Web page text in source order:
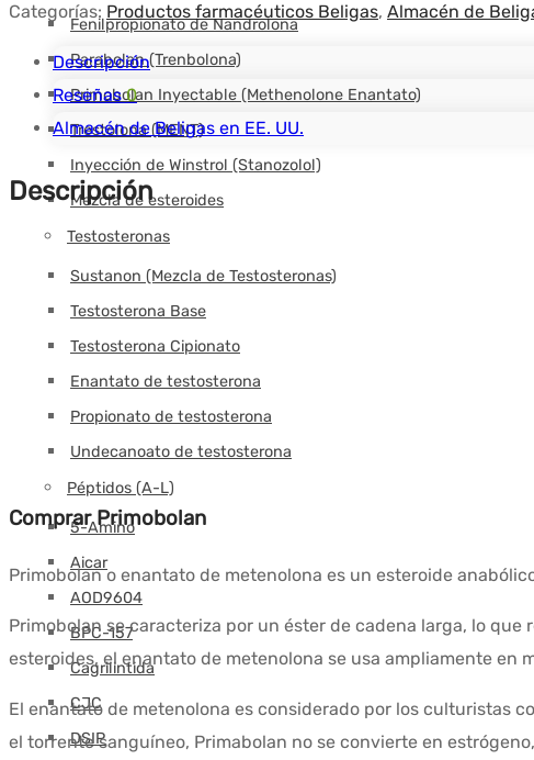
Fenilpropionato de Nandrolona
Parabolan (Trenbolona)
Primobolan Inyectable (Methenolone Enantato)
Trestolona (MENT)
Inyección de Winstrol (Stanozolol)
Mezcla de esteroides
Testosteronas
Sustanon (Mezcla de Testosteronas)
Testosterona Base
Testosterona Cipionato
Enantato de testosterona
Propionato de testosterona
Undecanoato de testosterona
Péptidos (A-L)
5-Amino
Aicar
AOD9604
BPC-157
Cagrilintida
CJC
DSIP
Categorías: Productos farmacéuticos Beligas, Almacén de
Descripción
Reseñas0
Almacén de Beligas en EE. UU.
Descripción
Comprar Primobolan
Primobolan o enantato de metenolona es un esteroide
Primobolan se caracteriza por un éster de cadena larga, lo
esteroides, el enantato de metenolona se usa ampliamente en
El enantato de metenolona es considerado por los culturistas
el torrente sanguíneo, Primabolan no se convierte en